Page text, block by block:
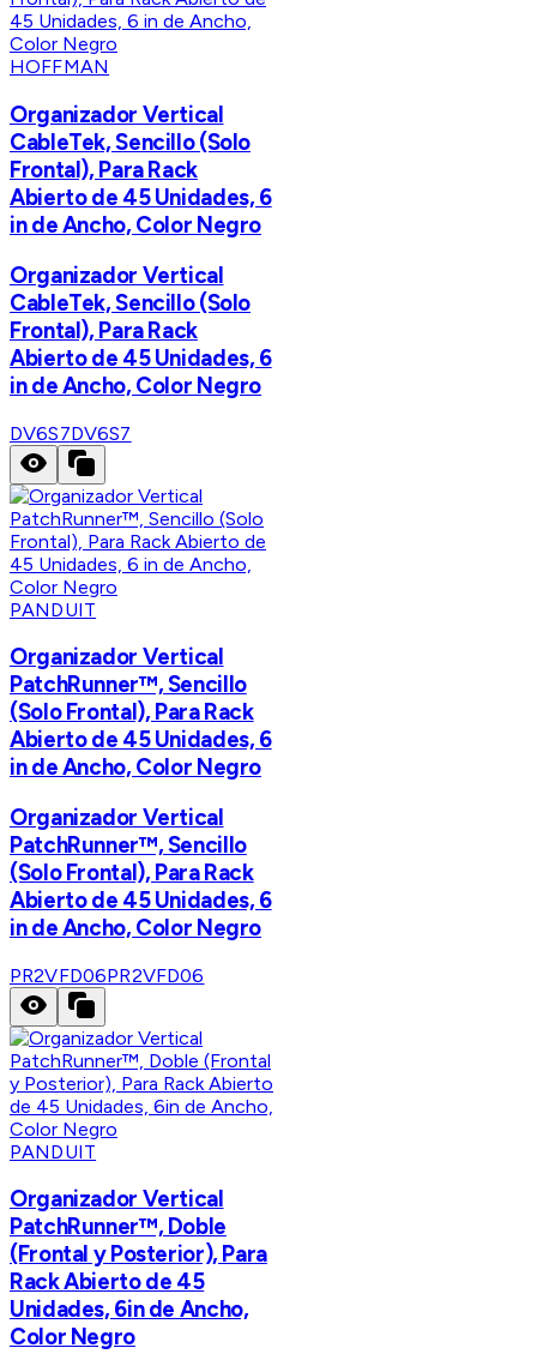
HOFFMAN
Organizador Vertical
CableTek, Sencillo (Solo
Frontal), Para Rack
Abierto de 45 Unidades, 6
in de Ancho, Color Negro
Organizador Vertical
CableTek, Sencillo (Solo
Frontal), Para Rack
Abierto de 45 Unidades, 6
in de Ancho, Color Negro
DV6S7DV6S7
PANDUIT
Organizador Vertical
PatchRunner™, Sencillo
(Solo Frontal), Para Rack
Abierto de 45 Unidades, 6
in de Ancho, Color Negro
Organizador Vertical
PatchRunner™, Sencillo
(Solo Frontal), Para Rack
Abierto de 45 Unidades, 6
in de Ancho, Color Negro
PR2VFD06PR2VFD06
PANDUIT
Organizador Vertical
PatchRunner™, Doble
(Frontal y Posterior), Para
Rack Abierto de 45
Unidades, 6in de Ancho,
Color Negro